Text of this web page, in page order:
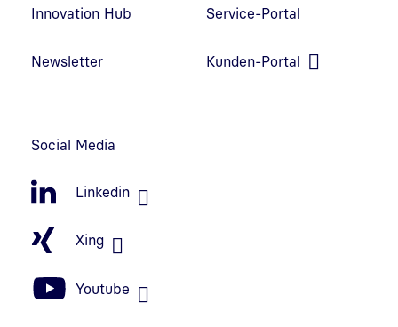
Innovation Hub
Newsletter
Service-Portal
Kunden-Portal
Social Media
Linkedin
Xing
Youtube